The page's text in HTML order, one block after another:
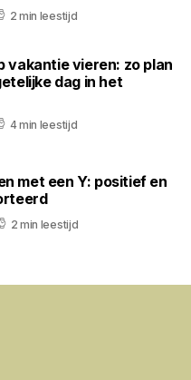
2 min leestijd
vakantie vieren: zo plan
dag in het
4 min leestijd
met een Y: positief en
2 min leestijd